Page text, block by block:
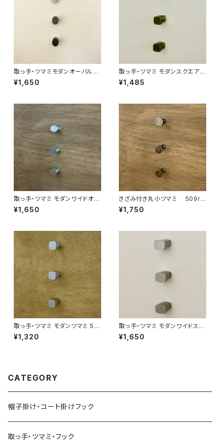
取っ手・ツマミモダンオーバルツ
マミ 507wb ３本セット 日
本製
¥1,650
取っ手・ツマミ モダンスクエアツ
マミ 502sy ３本セット 日本製
¥1,485
取っ手・ツマミ モダンワイドオー
バルツマミ 506wb ３本セッ
ト 日本製
¥1,650
きざみ付き丸小ツマミ 509rb
レトロブロンズ５本セット 日
本製
¥1,750
取っ手・ツマミ モダンツマミ 501
wb ３本セット 日本製
¥1,320
取っ手・ツマミ モダンワイドスク
エアツマミ 504wb ３本セッ
ト 日本製
¥1,650
CATEGORY
帽子掛け・コート掛けフック
取っ手・ツマミ・フック